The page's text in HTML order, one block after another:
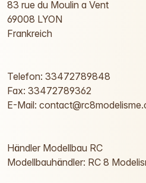
83 rue du Moulin a Vent
69008 LYON
Frankreich
Telefon: 33472789848
Fax: 33472789362
E-Mail:
Händler Modellbau RC
Modellbauhändler: RC 8